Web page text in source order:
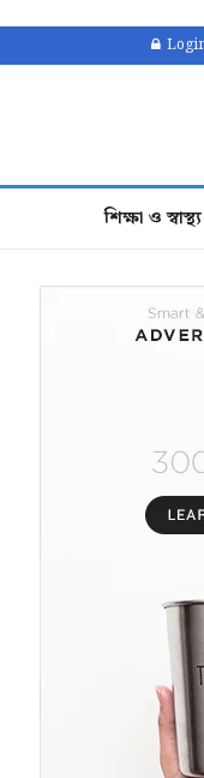
শিক্ষা ও স্বাস্থ্য